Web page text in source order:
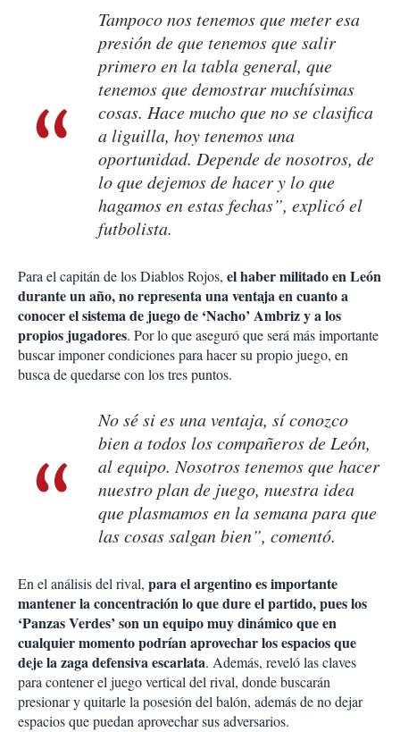
Tampoco nos tenemos que meter esa
presión de que tenemos que salir
primero en la tabla general, que
tenemos que demostrar muchísimas
cosas. Hace mucho que no se clasifica
a liguilla, hoy tenemos una
oportunidad. Depende de nosotros, de
lo que dejemos de hacer y lo que
hagamos en estas fechas”, explicó el
futbolista.
Para el capitán de los Diablos Rojos, el haber militado en León
durante un año, no representa una ventaja en cuanto a
conocer el sistema de juego de ‘Nacho’ Ambriz y a los
propios jugadores. Por lo que aseguró que será más importante
buscar imponer condiciones para hacer su propio juego, en
busca de quedarse con los tres puntos.
No sé si es una ventaja, sí conozco
bien a todos los compañeros de León,
al equipo. Nosotros tenemos que hacer
nuestro plan de juego, nuestra idea
que plasmamos en la semana para que
las cosas salgan bien”, comentó.
En el análisis del rival, para el argentino es importante
mantener la concentración lo que dure el partido, pues los
‘Panzas Verdes’ son un equipo muy dinámico que en
cualquier momento podrían aprovechar los espacios que
deje la zaga defensiva escarlata. Además, reveló las claves
para contener el juego vertical del rival, donde buscarán
presionar y quitarle la posesión del balón, además de no dejar
espacios que puedan aprovechar sus adversarios.